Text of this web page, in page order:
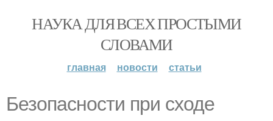
НАУКА ДЛЯ ВСЕХ ПРОСТЫМИ
СЛОВАМИ
главная новости статьи
Безопасности при сходе